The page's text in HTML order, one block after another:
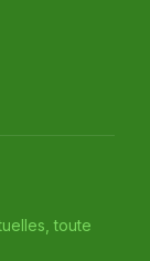
toute